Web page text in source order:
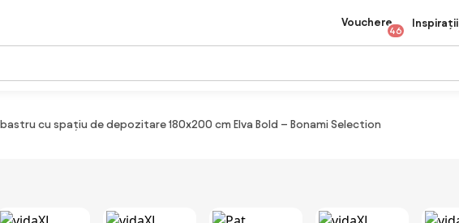
Vouchere
46
Inspirații
cu spațiu de depozitare 180x200 cm Elva Bold – Bonami Selection